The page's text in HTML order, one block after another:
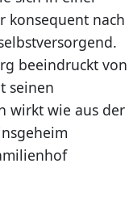
konsequent nach
beeindruckt von
seinen
wirkt wie aus der